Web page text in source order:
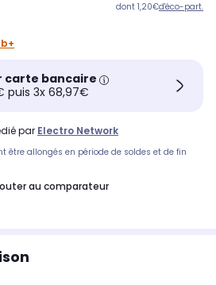
dont 1,20€d'éco-part.
carte bancaire
puis 3x 68,97€
par Electro Network
être allongés en période de soldes et de fin
au comparateur